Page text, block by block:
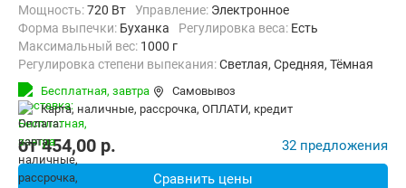
Мощность:720 Вт Управление: Электронное
Форма выпечки: Буханка регулировка веса: Есть
максимальный вес: 1000 г
Регулировка степени выпекания:Светлая, Средняя, Тёмная
Количество рецептов:
Дополнительные функции:
Материал корпуса: Нерж. сталь 4.6 кг
Бесплатная, завтра
Самовывоз
карта, наличные, рассрочка, ОПЛАТИ, кредит
от454,00 p. 32 предложения
Сравнить цены